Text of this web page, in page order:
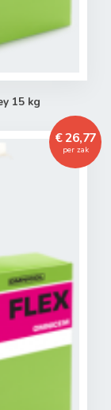
15 kg
€ 26,77
per zak